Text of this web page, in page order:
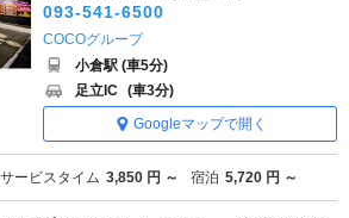
093-541-6500
COCOグループ
小倉駅 (車5分)
足立IC (車3分)
Googleマップで開く
サービスタイム 3,850 円 ～ 宿泊 5,720 円 ～